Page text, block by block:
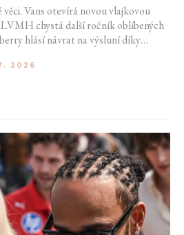
věci. Vans otevírá novou vlajkovou
chystá další ročník oblíbených
hlásí návrat na výsluní díky
2026